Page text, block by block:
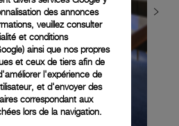
des annonces
veuillez consulter
et conditions
) ainsi que nos propres
et ceux de tiers afin de
l'expérience de
et d'envoyer des
correspondant aux
lors de la navigation.